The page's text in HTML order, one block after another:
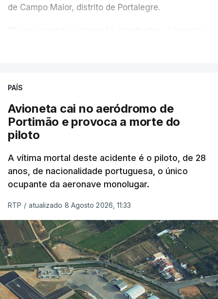
de Campo Maior, distrito de Portalegre.
nada disto é incompatível com tratarmos com
crianças", acrescentou.
António José Seguro mostrou dúvidas sobre se é
ERROR ON HTML5 MEDIA ELEMENT
ESTE CONTEÚDO ESTÁ NESTE
MOMENTO INDISPONÍVEL
O Chega considerou "de uma enorme gravidade" a
PAÍS
Avioneta cai no aeródromo de
Portimão e provoca a morte do
piloto
A vítima mortal deste acidente é o piloto, de 28
anos, de nacionalidade portuguesa, o único
ocupante da aeronave monolugar.
RTP / atualizado 8 Agosto 2026, 11:33